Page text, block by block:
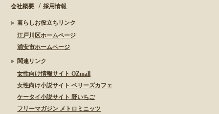
会社概要
採用情報
暮らしお役立ちリンク
江戸川区ホームページ
浦安市ホームページ
関連リンク
女性向け情報サイト OZmall
女性向け小説サイト ベリーズカフェ
ケータイ小説サイト 野いちご
フリーマガジン メトロミニッツ